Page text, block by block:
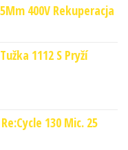
400V Rekuperacja
1112 S Pryží
130 Mic. 25